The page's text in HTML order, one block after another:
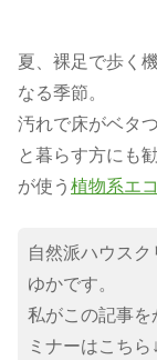
夏、裸足で歩く
なる季節。
汚れで床がベタ
と暮らす方にも
が使う 植物系エ
自然派ハウス
ゆかです。
私がこの記事を
ミナーはこちら↓